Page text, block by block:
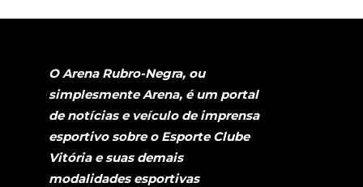
O Arena Rubro-Negra, ou
simplesmente Arena, é um portal
de notícias e veículo de imprensa
esportivo sobre o Esporte Clube
Vitória e suas demais
modalidades esportivas